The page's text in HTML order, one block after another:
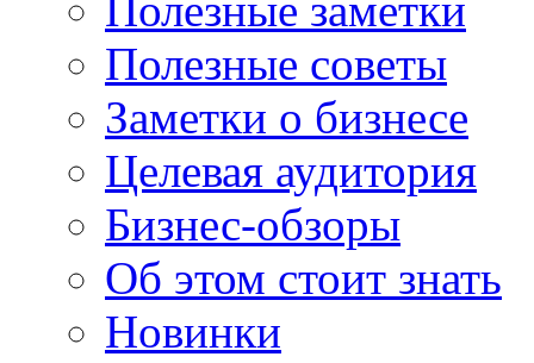
Полезные советы
Заметки о бизнесе
Целевая аудитория
Бизнес-обзоры
Об этом стоит знать
Новинки